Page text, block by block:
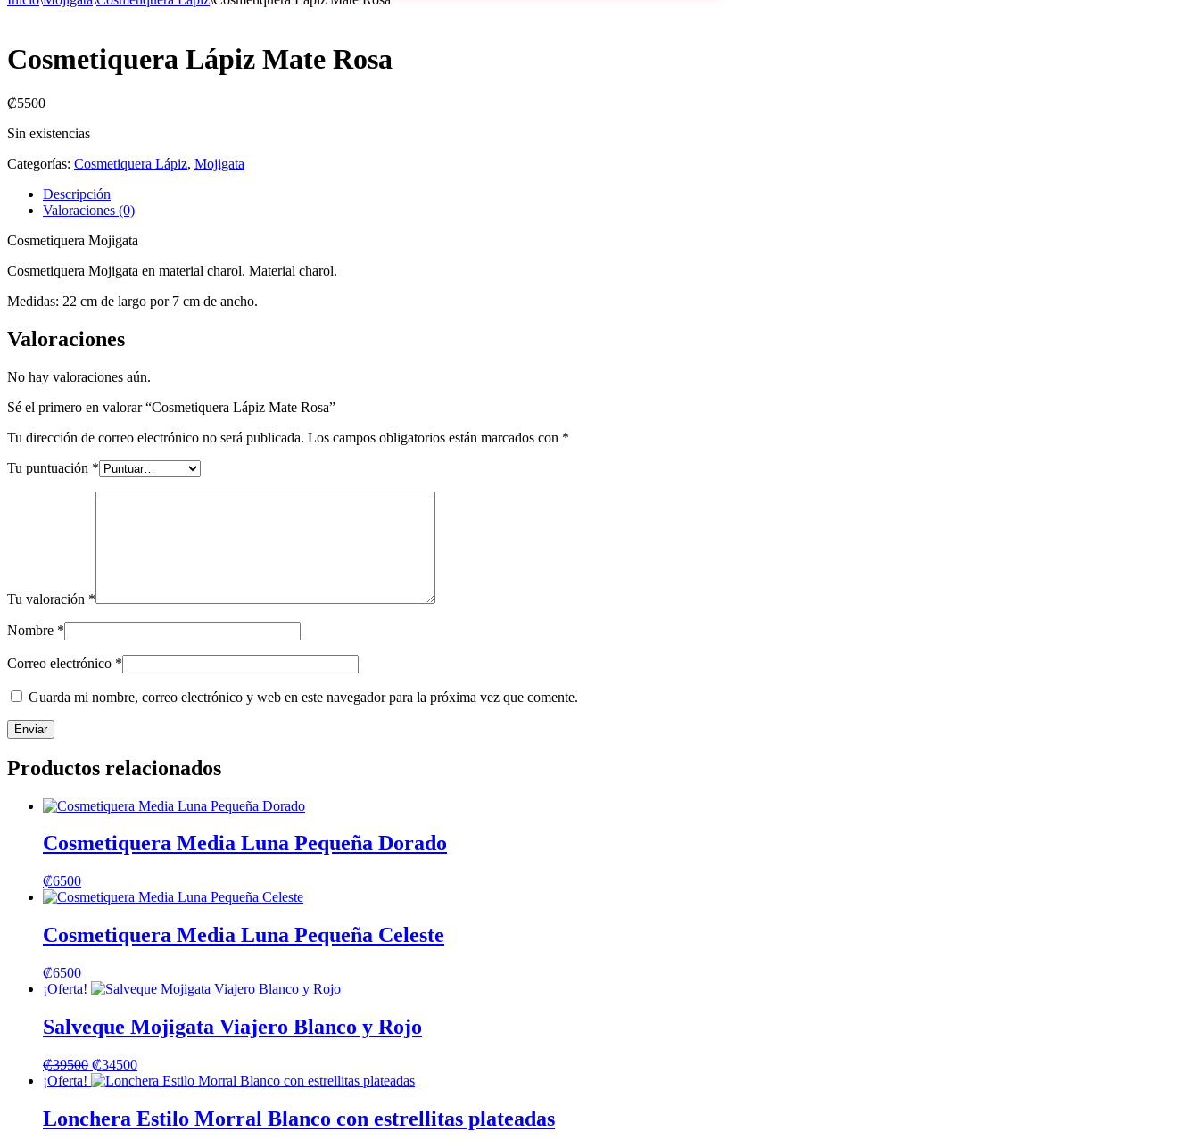
Cosmetiquera Lápiz Mate Rosa
₡5500
Sin existencias
Categorías: Cosmetiquera Lápiz, Mojigata
Descripción
Valoraciones (0)
Cosmetiquera Mojigata
Cosmetiquera Mojigata en material charol. Material charol.
Medidas: 22 cm de largo por 7 cm de ancho.
Valoraciones
No hay valoraciones aún.
Sé el primero en valorar “Cosmetiquera Lápiz Mate Rosa”
Tu dirección de correo electrónico no será publicada. Los campos obligatorios están marcados con *
Tu puntuación *
Tu valoración *
Nombre *
Correo electrónico *
Guarda mi nombre, correo electrónico y web en este navegador para la próxima vez que comente.
Productos relacionados
Cosmetiquera Media Luna Pequeña Dorado
₡6500
Cosmetiquera Media Luna Pequeña Celeste
₡6500
¡Oferta!
Salveque Mojigata Viajero Blanco y Rojo
₡39500 El
precio
era:
₡39500.
₡34500El
precio
es:
₡34500.
¡Oferta!
Lonchera Estilo Morral Blanco con estrellitas plateadas